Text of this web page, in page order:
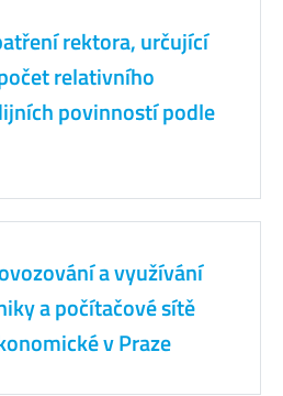
rektora, určující
relativního
povinností podle
a využívání
a počítačové sítě
v Praze